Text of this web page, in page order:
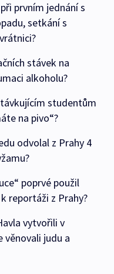
prvním jednání s
setkání s
stávek na
alkoholu?
studentům
na pivo“?
odvolal z Prahy 4
poprvé použil
reportáži z Prahy?
vytvořili v
věnovali judu a